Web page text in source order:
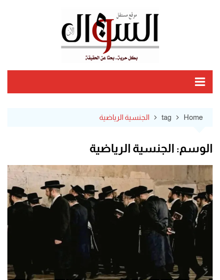
Home
tag الجنسية الرياضية
الوسم: الجنسية الرياضية